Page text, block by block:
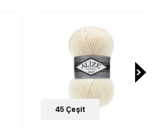
45 Çeşit